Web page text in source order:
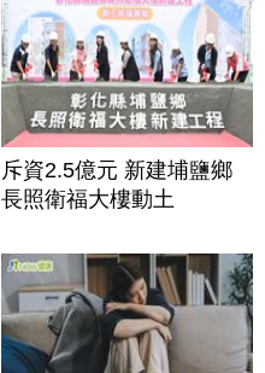
斥資2.5億元 新建埔鹽鄉
長照衛福大樓動土